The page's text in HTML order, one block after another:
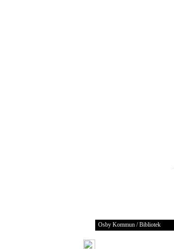
Osby Kommun / Bibliotek